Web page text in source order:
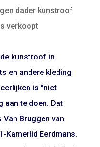
dader kunstroof
verkoopt
kunstroof in
en andere kleding
is "niet
aan te doen. Dat
Bruggen van
Kamerlid Eerdmans.